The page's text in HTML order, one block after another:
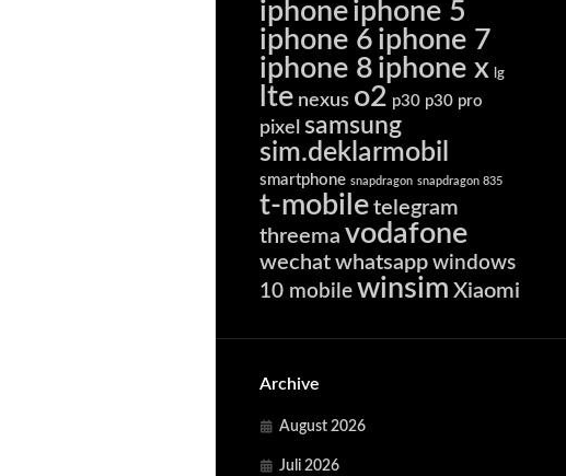
iphoneiphone 5
iphone 6 iphone 7
iphone 8 iphone x lg
lte nexus o2 p30 p30 pro
pixel samsung
sim.deklarmobil
smartphone snapdragon snapdragon 835
t-mobile telegram
threema vodafone
wechat whatsapp windows
10 mobile winsim Xiaomi
Archive
August 2026
Juli 2026